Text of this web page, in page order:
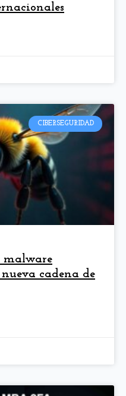
CIBERSEGURIDAD
malware
cadena de